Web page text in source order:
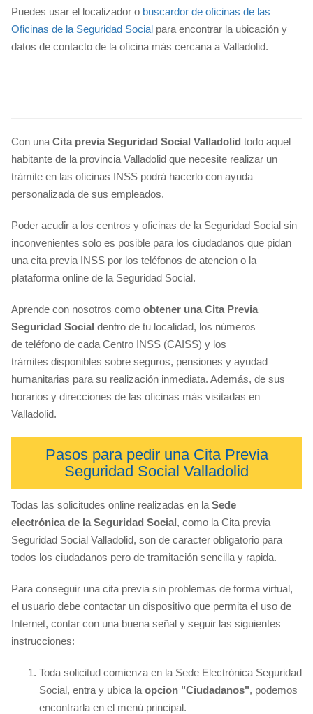
Puedes usar el localizador o buscardor de oficinas de las
Oficinas de la Seguridad Social para encontrar la ubicación y
datos de contacto de la oficina más cercana a Valladolid.
Con unaCita previa Seguridad Social Valladolid todo aquel
habitante de la provincia Valladolid que necesite realizar un
trámite en las oficinas INSS podrá hacerlo con ayuda
personalizada de sus empleados.
Poder acudir a los centros y oficinas de la Seguridad Social sin
inconvenientes solo es posible para los ciudadanos que pidan
una cita previa INSS por los teléfonos de atencion o la
plataforma online de la Seguridad Social.
Aprende con nosotros como obtener una Cita Previa
Seguridad Social dentro de tu localidad, los números
de teléfono de cada Centro INSS (CAISS) y los
trámites disponibles sobre seguros, pensiones y ayudad
humanitarias para su realización inmediata. Además, de sus
horarios y direcciones de las oficinas más visitadas en
Valladolid.
Pasos para pedir una Cita Previa
Seguridad Social Valladolid
Todas las solicitudes online realizadas en la Sede
electrónica de la Seguridad Social, como la Cita previa
Seguridad Social Valladolid, son de caracter obligatorio para
todos los ciudadanos pero de tramitación sencilla y rapida.
Para conseguir una cita previa sin problemas de forma virtual,
el usuario debe contactar un dispositivo que permita el uso de
Internet, contar con una buena señal y seguir las siguientes
instrucciones:
Toda solicitud comienza en la Sede Electrónica Seguridad
Social, entra y ubica la opcion "Ciudadanos", podemos
encontrarla en el menú principal.